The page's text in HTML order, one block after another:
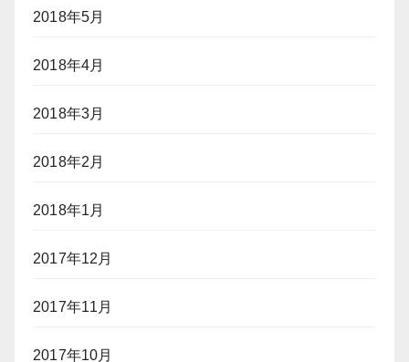
2018年5月
2018年4月
2018年3月
2018年2月
2018年1月
2017年12月
2017年11月
2017年10月